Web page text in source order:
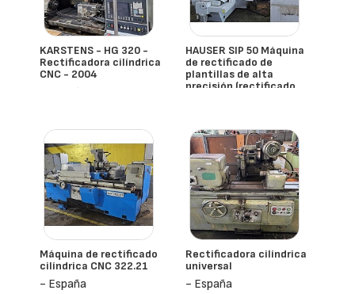
KARSTENS - HG 320 -
Rectificadora cilíndrica
CNC - 2004
- España
HAUSER SIP 50 Máquina
de rectificado de
plantillas de alta
precisión (rectificado
Máquina de rectificado
cilíndrica CNC 322.21
- España
Rectificadora cilíndrica
universal
- España